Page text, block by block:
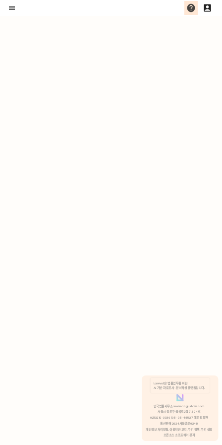
분석 쿠키 허용
Lawvot은 법률업무를 위한
AI 기반 자료조사 · 문서작성 플랫폼입니다.
안국법률사무소 www.anguklaw.com
서울시 종로구 율곡로2길 7, 304호
02)3210-3330 105-05-48527 대표 정희찬
통신판매 2024서울종로0248
개인정보 처리방침, 이용약관 고지, 쿠키 정책, 쿠키 설정
오픈소스 소프트웨어 공지